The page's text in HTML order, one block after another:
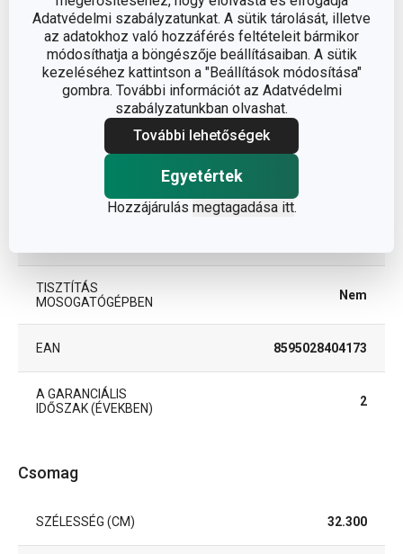
Adatvédelmi szabályzatunkat. A sütik tárolását, illetve
az adatokhoz való hozzáférés feltételeit bármikor
módosíthatja a böngészője beállításaiban. A sütik
kezeléséhez kattintson a "Beállítások módosítása"
gombra. További információt az Adatvédelmi
szabályzatunkban olvashat.
További lehetőségek
Egyetértek
Hozzájárulás megtagadása itt.
Egyéb paraméterek
ANYAG műszövet
étkezési alátét, asztalkendő
és egyéb alátétek
TERMÉKCSALÁD FLAIR STYLE
TISZTÍTÁS
MOSOGATÓGÉPBEN
Nem
EAN 8595028404173
A GARANCIÁLIS
IDŐSZAK (ÉVEKBEN)
2
Csomag
SZÉLESSÉG (CM) 32.300